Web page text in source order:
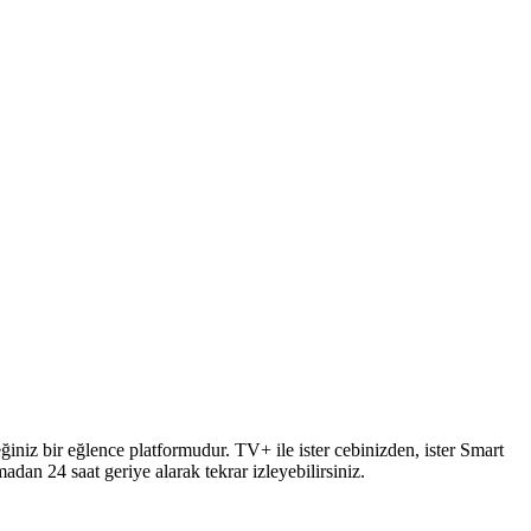
bir eğlence platformudur. TV+ ile ister cebinizden, ister Smart
24 saat geriye alarak tekrar izleyebilirsiniz.